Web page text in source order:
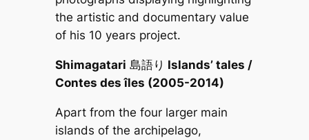
the artistic and documentary value
of his 10 years project.
Shimagatari 島語り Islands’ tales /
Contes des îles (2005-2014)
Apart from the four larger main
islands of the archipelago,